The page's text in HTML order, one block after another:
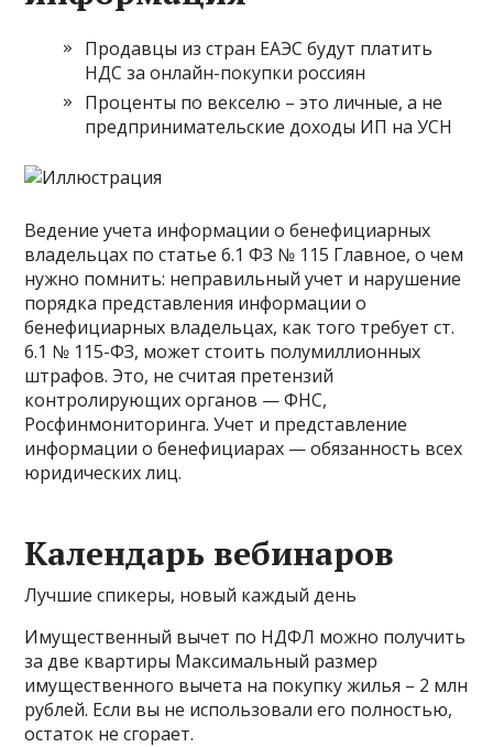
Продавцы из стран ЕАЭС будут платить
НДС за онлайн-покупки россиян
Проценты по векселю – это личные, а не
предпринимательские доходы ИП на УСН
Ведение учета информации о бенефициарных
владельцах по статье 6.1 ФЗ № 115 Главное, о чем
нужно помнить: неправильный учет и нарушение
порядка представления информации о
бенефициарных владельцах, как того требует ст.
6.1 № 115-ФЗ, может стоить полумиллионных
штрафов. Это, не считая претензий
контролирующих органов — ФНС,
Росфинмониторинга. Учет и представление
информации о бенефициарах — обязанность всех
юридических лиц.
Календарь вебинаров
Лучшие спикеры, новый каждый день
Имущественный вычет по НДФЛ можно получить
за две квартиры Максимальный размер
имущественного вычета на покупку жилья – 2 млн
рублей. Если вы не использовали его полностью,
остаток не сгорает.